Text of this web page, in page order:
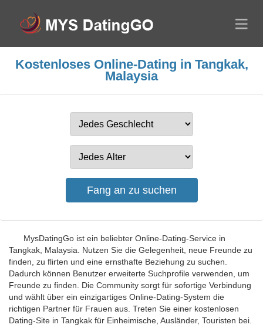
Kostenloses Online-Dating in Tangkak,
Malaysia
MysDatingGo ist ein beliebter Online-Dating-Service in
Tangkak, Malaysia. Nutzen Sie die Gelegenheit, neue Freunde zu
finden, zu flirten und eine ernsthafte Beziehung zu suchen.
Dadurch können Benutzer erweiterte Suchprofile verwenden, um
Freunde zu finden. Die Community sorgt für sofortige Verbindung
und wählt über ein einzigartiges Online-Dating-System die
richtigen Partner für Frauen aus. Treten Sie einer kostenlosen
Dating-Site in Tangkak für Einheimische, Ausländer, Touristen bei.